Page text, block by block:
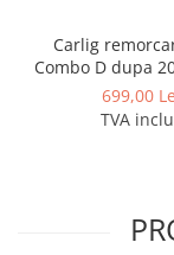
Carlig
Combo D dupa
Imiola
699,00
TVA